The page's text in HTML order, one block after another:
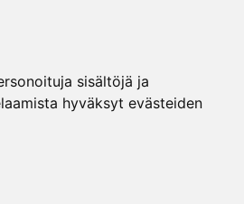
sisältöjä ja
hyväksyt evästeiden